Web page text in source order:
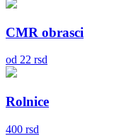
CMR obrasci
od 22 rsd
Rolnice
400 rsd